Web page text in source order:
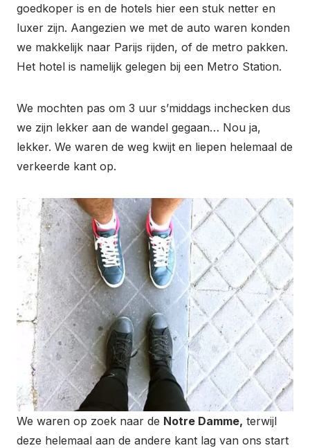
goedkoper is en de hotels hier een stuk netter en
luxer zijn. Aangezien we met de auto waren konden
we makkelijk naar Parijs rijden, of de metro pakken.
Het hotel is namelijk gelegen bij een Metro Station.
We mochten pas om 3 uur s’middags inchecken dus
we zijn lekker aan de wandel gegaan… Nou ja,
lekker. We waren de weg kwijt en liepen helemaal de
verkeerde kant op.
We waren op zoek naar de Notre Damme, terwijl
deze helemaal aan de andere kant lag van ons start